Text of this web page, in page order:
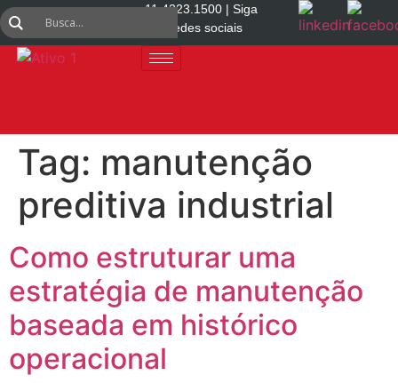
11 4223.1500 | Siga
nas redes sociais
Tag: manutenção
preditiva industrial
Como estruturar uma
estratégia de manutenção
baseada em histórico
operacional